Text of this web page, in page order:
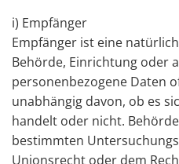
i) Empfänger
Empfänger ist eine
Behörde, Einrichtung oder
personenbezogene Daten
unabhängig davon, ob es
handelt oder nicht.
bestimmten
Unionsrecht oder dem